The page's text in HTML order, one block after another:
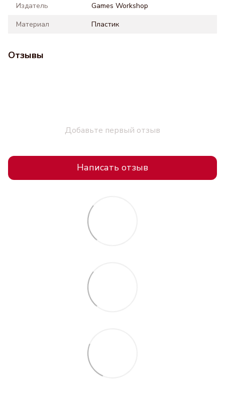
Издатель
Games Workshop
Материал
Пластик
Отзывы
Добавьте первый отзыв
Написать отзыв